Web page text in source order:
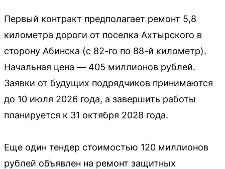
Первый контракт предполагает ремонт 5,8
километра дороги от поселка Ахтырского в
сторону Абинска (с 82-го по 88-й километр).
Начальная цена — 405 миллионов рублей.
Заявки от будущих подрядчиков принимаются
до 10 июля 2026 года, а завершить работы
планируется к 31 октября 2028 года.
Еще один тендер стоимостью 120 миллионов
рублей объявлен на ремонт защитных